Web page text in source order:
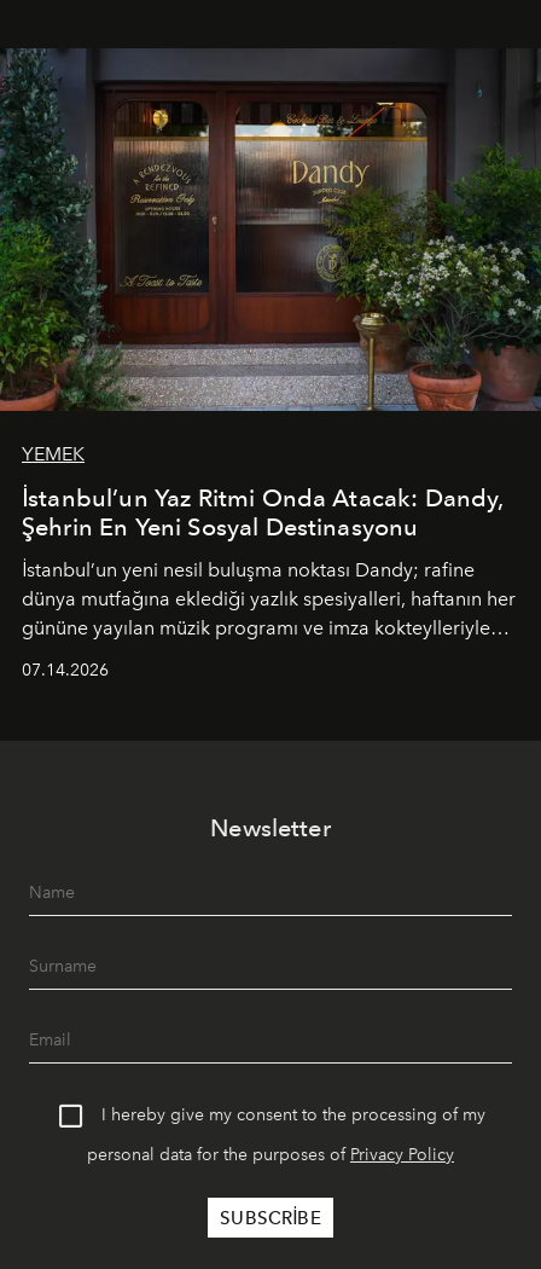
tematik gastronomi geceleri misafirlerle buluşuyor.
Paylaşıma, lezzete ve müziğe odaklanan bu özel
akşamlar, YAZ’ın sade lüks anlayışını gün batımından
geceye taşıyarak her hafta farklı bir deneyim sunuyor.
YEMEK
İstanbul’un Yaz Ritmi Onda Atacak: Dandy,
Şehrin En Yeni Sosyal Destinasyonu
İstanbul’un yeni nesil buluşma noktası Dandy; rafine
dünya mutfağına eklediği yazlık spesiyalleri, haftanın her
gününe yayılan müzik programı ve imza kokteylleriyle
07.14.2026
Newsletter
I hereby give my consent to the processing of my
personal data for the purposes of Privacy Policy